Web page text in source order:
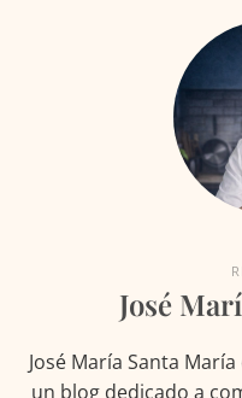
José
José María Santa
un blog dedicado a